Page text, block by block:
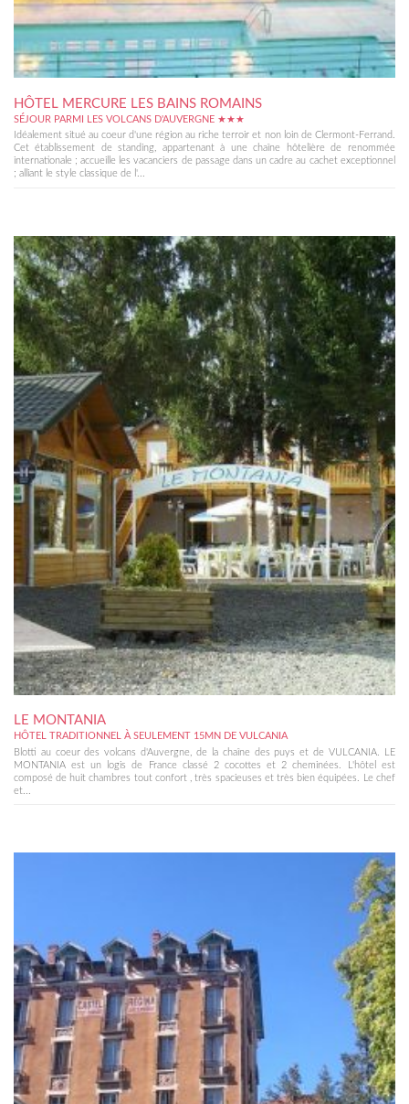
HÔTEL MERCURE LES BAINS ROMAINS
SÉJOUR PARMI LES VOLCANS D'AUVERGNE ★★★
Idéalement situé au coeur d'une région au riche terroir et non loin de Clermont-Ferrand.
Cet établissement de standing, appartenant à une chaîne hôtelière de renommée
internationale ; accueille les vacanciers de passage dans un cadre au cachet exceptionnel
; alliant le style classique de l'...
LE MONTANIA
HÔTEL TRADITIONNEL À SEULEMENT 15MN DE VULCANIA
Blotti au coeur des volcans d'Auvergne, de la chaîne des puys et de VULCANIA. LE
MONTANIA est un logis de France classé 2 cocottes et 2 cheminées. L'hôtel est
composé de huit chambres tout confort , très spacieuses et très bien équipées. Le chef
et...